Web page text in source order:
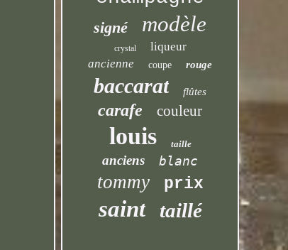
signé modèle
crystal
liqueur
ancienne
coupe rouge
baccarat flûtes
carafe couleur
louis taille
anciens blanc
tommy prix
saint taillé